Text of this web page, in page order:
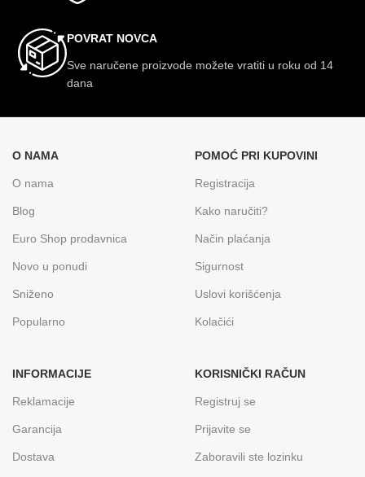
POVRAT NOVCA
Sve naručene proizvode možete vratiti u roku od 14
dana
O NAMA
O nama
Blog
Euro Shop prodavnica
Novo u ponudi
Sniženo
Popularno
POMOĆ PRI KUPOVINI
Registracija
Kako naručiti?
Način plaćanja
Sigurnost
Uslovi korišćenja
Kolačići
INFORMACIJE
Reklamacije
Garancija
Dostava
KORISNIČKI RAČUN
Registruj se
Prijavite se
Zaboravili ste lozinku